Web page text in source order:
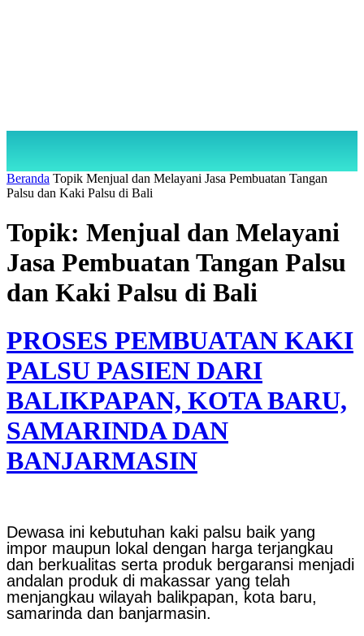
Beranda Topik Menjual dan Melayani Jasa Pembuatan Tangan
Palsu dan Kaki Palsu di Bali
Topik: Menjual dan Melayani
Jasa Pembuatan Tangan Palsu
dan Kaki Palsu di Bali
PROSES PEMBUATAN KAKI
PALSU PASIEN DARI
BALIKPAPAN, KOTA BARU,
SAMARINDA DAN
BANJARMASIN
Dewasa ini kebutuhan kaki palsu baik yang
impor maupun lokal dengan harga terjangkau
dan berkualitas serta produk bergaransi menjadi
andalan produk di makassar yang telah
menjangkau wilayah balikpapan, kota baru,
samarinda dan banjarmasin.